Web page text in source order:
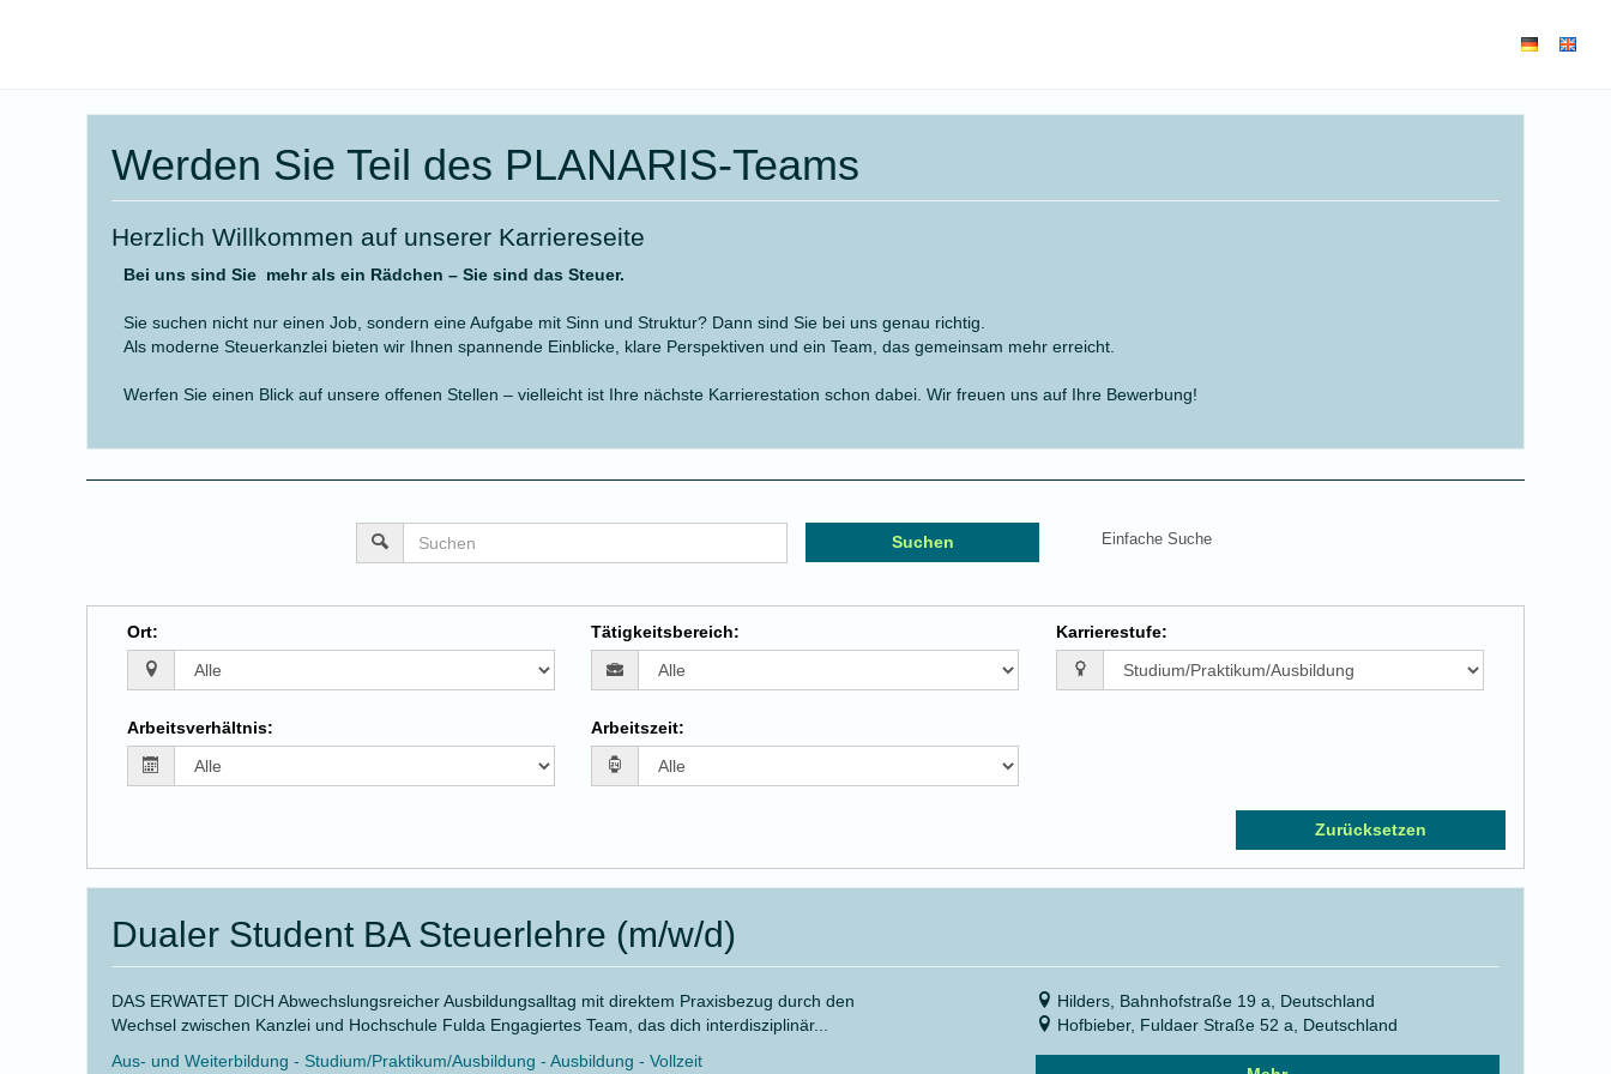
Werden Sie Teil des PLANARIS-Teams
Herzlich Willkommen auf unserer Karriereseite
Bei uns sind Sie mehr als ein Rädchen – Sie sind das Steuer.
Sie suchen nicht nur einen Job, sondern eine Aufgabe mit Sinn und Struktur? Dann sind Sie bei uns genau richtig.
Als moderne Steuerkanzlei bieten wir Ihnen spannende Einblicke, klare Perspektiven und ein Team, das gemeinsam mehr erreicht.
Werfen Sie einen Blick auf unsere offenen Stellen – vielleicht ist Ihre nächste Karrierestation schon dabei. Wir freuen uns auf Ihre Bewerbung!
Suchen Einfache Suche
Ort: Tätigkeitsbereich: Karrierestufe:
Arbeitsverhältnis: Arbeitszeit:
Zurücksetzen
Dualer Student BA Steuerlehre (m/w/d)
DAS ERWATET DICH Abwechslungsreicher Ausbildungsalltag mit direktem Praxisbezug durch den
Wechsel zwischen Kanzlei und Hochschule Fulda Engagiertes Team, das dich interdisziplinär...
Aus- und Weiterbildung - Studium/Praktikum/Ausbildung - Ausbildung - Vollzeit
Hilders, Bahnhofstraße 19 a, Deutschland
Hofbieber, Fuldaer Straße 52 a, Deutschland